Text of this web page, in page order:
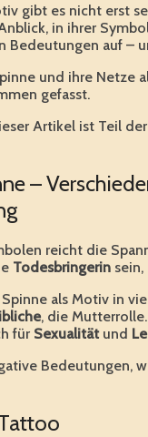
gibt es nicht erst
in ihrer
Bedeutungen auf –
und ihre Netze
gefasst.
Artikel ist Teil
–
reicht die
Todesbringerin
als Motiv in
, die
für Sexualitätund
Bedeutungen,